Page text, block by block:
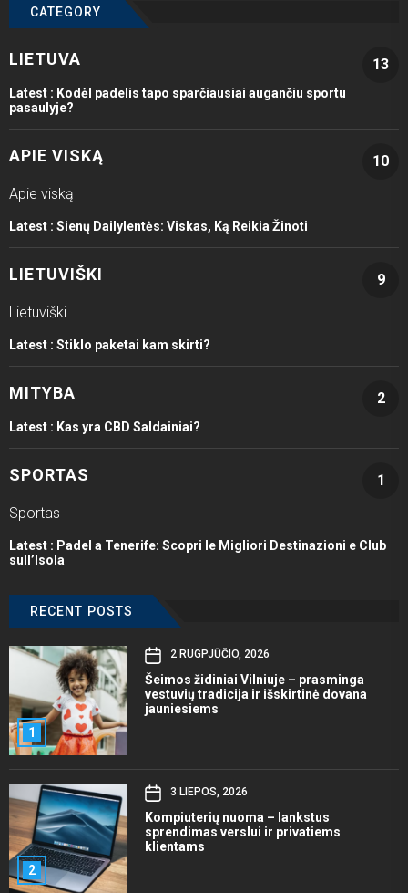
CATEGORY
LIETUVA 13
Latest : Kodėl padelis tapo sparčiausiai augančiu sportu
pasaulyje?
APIE VISKĄ
10
Apie viską
Latest : Sienų Dailylentės: Viskas, Ką Reikia Žinoti
LIETUVIŠKI
9
Lietuviški
Latest : Stiklo paketai kam skirti?
MITYBA 2
Latest : Kas yra CBD Saldainiai?
SPORTAS
1
Sportas
Latest : Padel a Tenerife: Scopri le Migliori Destinazioni e Club
sull’Isola
RECENT POSTS
1
2 RUGPJŪČIO, 2026
Šeimos židiniai Vilniuje – prasminga
vestuvių tradicija ir išskirtinė dovana
jauniesiems
2
3 LIEPOS, 2026
Kompiuterių nuoma – lankstus
sprendimas verslui ir privatiems
klientams